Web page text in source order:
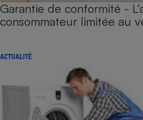
Garantie de conformité -
consommateur limitée au
ACTUALITÉ